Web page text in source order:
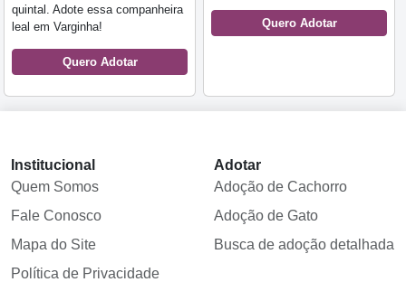
quintal. Adote essa companheira
leal em Varginha!
Quero Adotar
Quero Adotar
Institucional
Quem Somos
Fale Conosco
Mapa do Site
Política de Privacidade
Adotar
Adoção de Cachorro
Adoção de Gato
Busca de adoção detalhada